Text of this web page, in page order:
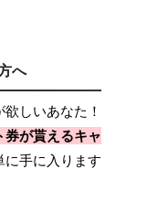
へ
しいあなた！
が貰えるキャ
手に入ります